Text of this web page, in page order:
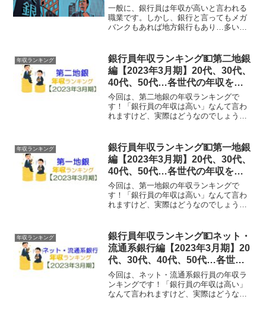
一般に、銀行員は年収が高いと言われる
職業です。しかし、銀行と言ってもメガ
バンクもあれば地方銀行もあり…多いと
ンキングをご紹介したいと思います。◆
地方銀行の定義地方銀行と...
年収ランキング
銀行員年収ランキング💵第二地銀
編【2023年3月期】20代、30代、
40代、50代…各世代の年収を比
較
今回は、第二地銀の年収ランキングで
す！「銀行員の年収は高い」なんて言わ
れますけど、実際はどうなのでしょう
きます。対象となるのは、以下の37銀行
です。CODE区分銀行名1...
年収ランキング
銀行員年収ランキング💵第一地銀
編【2023年3月期】20代、30代、
40代、50代…各世代の年収を比
較
今回は、第一地銀の年収ランキングで
す！「銀行員の年収は高い」なんて言わ
れますけど、実際はどうなのでしょう
きます。対象となるのは、以下の62銀行
です。CODE区分銀行名1...
年収ランキング
銀行員年収ランキング💵ネット・
流通系銀行編【2023年3月期】20
代、30代、40代、50代…各世代
の年収を比較
今回は、ネット・流通系銀行員の年収ラ
ンキングです！「銀行員の年収は高い」
なんて言われますけど、実際はどうなの